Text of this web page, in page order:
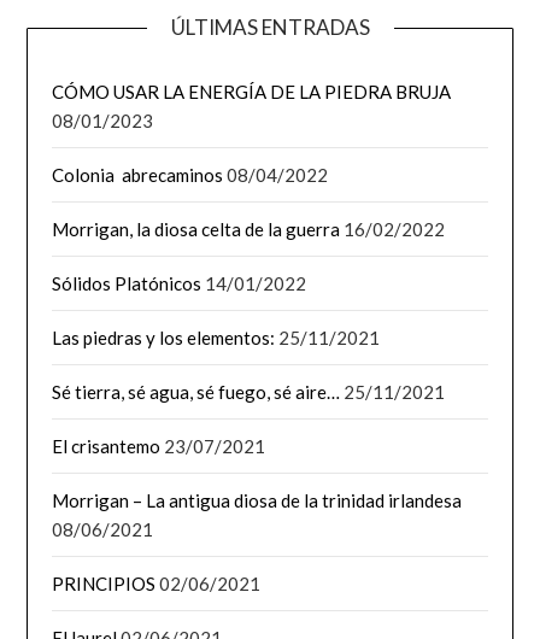
ÚLTIMAS ENTRADAS
CÓMO USAR LA ENERGÍA DE LA PIEDRA BRUJA
08/01/2023
Colonia abrecaminos 08/04/2022
Morrigan, la diosa celta de la guerra 16/02/2022
Sólidos Platónicos 14/01/2022
Las piedras y los elementos: 25/11/2021
Sé tierra, sé agua, sé fuego, sé aire… 25/11/2021
El crisantemo 23/07/2021
Morrigan – La antigua diosa de la trinidad irlandesa
08/06/2021
PRINCIPIOS 02/06/2021